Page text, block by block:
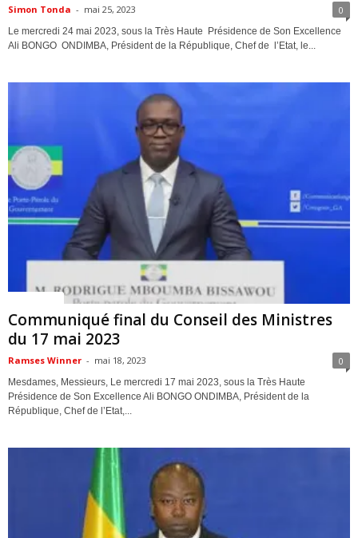
Simon Tonda - mai 25, 2023 0
Le mercredi 24 mai 2023, sous la Très Haute Présidence de Son Excellence
Ali BONGO ONDIMBA, Président de la République, Chef de l’Etat, le...
Communiqué final du Conseil des Ministres
du 17 mai 2023
Ramses Winner - mai 18, 2023 0
Mesdames, Messieurs, Le mercredi 17 mai 2023, sous la Très Haute
Présidence de Son Excellence Ali BONGO ONDIMBA, Président de la
République, Chef de l’Etat,...